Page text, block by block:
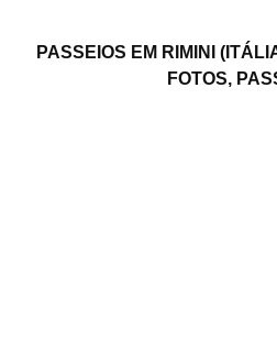
PASSEIOS EM RIMINI
FOTOS,